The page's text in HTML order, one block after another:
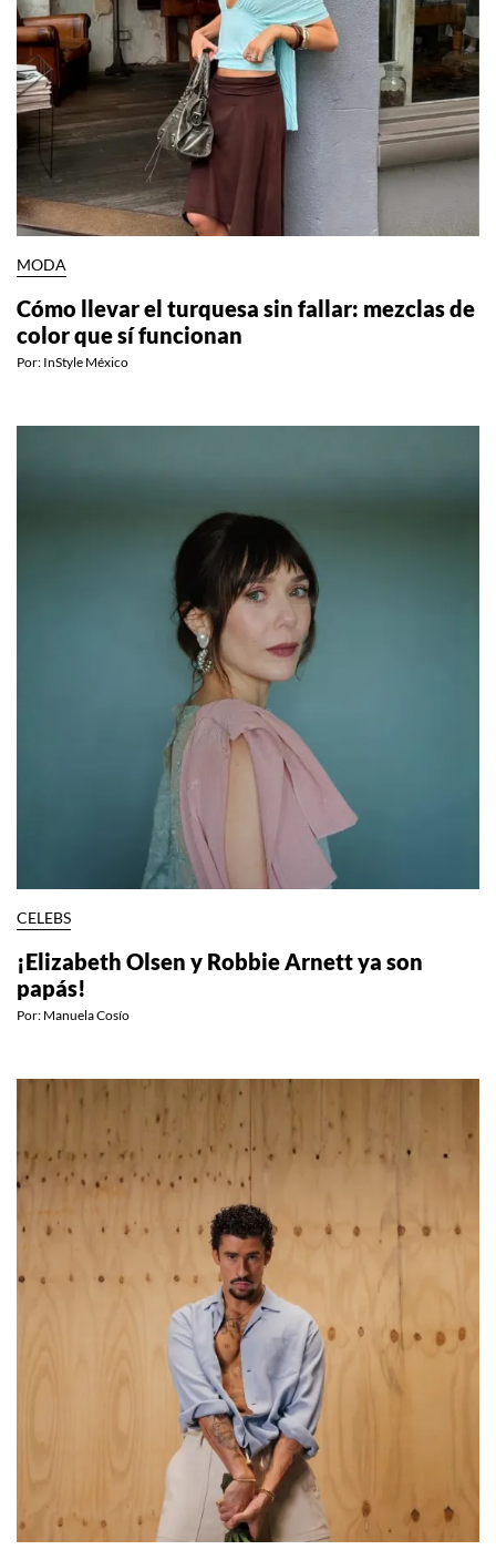
MODA
Cómo llevar el turquesa sin fallar: mezclas de
color que sí funcionan
Por: InStyle México
CELEBS
¡Elizabeth Olsen y Robbie Arnett ya son
papás!
Por: Manuela Cosío